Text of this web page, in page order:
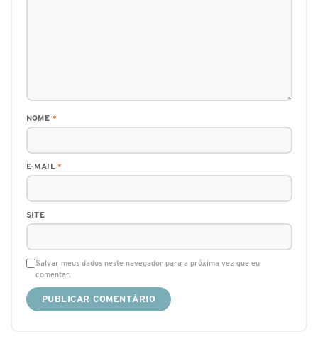
NOME *
E-MAIL*
SITE
Salvar meus dados neste navegador para a próxima vez que eu
comentar.